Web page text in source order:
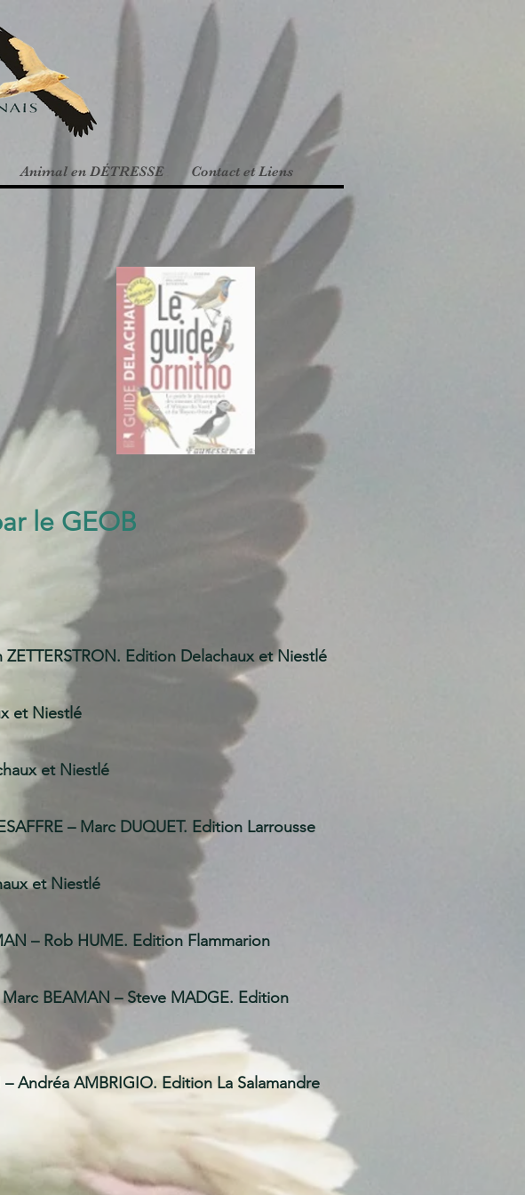
Animal en DÉTRESSE Contact et Liens
le GEOB
Edition Delachaux et Niestlé
et Niestlé
et Niestlé
– Marc DUQUET. Edition Larrousse
et Niestlé
– Rob HUME. Edition Flammarion
Marc BEAMAN – Steve MADGE. Edition
Andréa AMBRIGIO. Edition La Salamandre